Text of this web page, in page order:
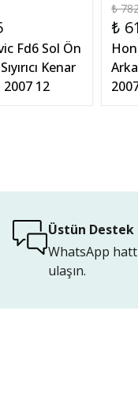
Fd6 Sol Ön
Kenar
2007 12
₺
₺
Üstün Destek
WhatsApp
ulaşın.